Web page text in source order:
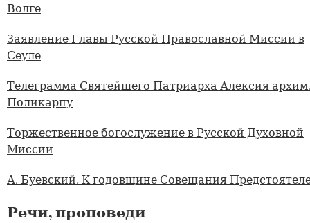
Волге
Заявление Главы Русской Православной Миссии в
Сеуле
Телеграмма Святейшего Патриарха Алексия архим.
Поликарпу
Торжественное богослужение в Русской Духовной
Миссии
А. Буевский. К годовщине Совещания
Речи, проповеди